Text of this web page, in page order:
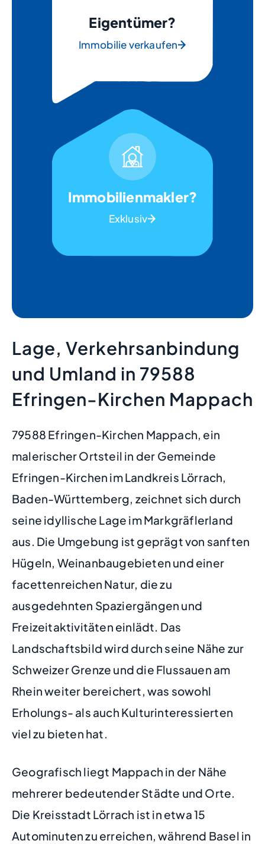
Eigentümer?
Immobilie verkaufen
Immobilienmakler?
Exklusiv
Lage, Verkehrsanbindung
und Umland in 79588
Efringen-Kirchen Mappach
79588 Efringen-Kirchen Mappach, ein
malerischer Ortsteil in der Gemeinde
Efringen-Kirchen im Landkreis Lörrach,
Baden-Württemberg, zeichnet sich durch
seine idyllische Lage im Markgräflerland
aus. Die Umgebung ist geprägt von sanften
Hügeln, Weinanbaugebieten und einer
facettenreichen Natur, die zu
ausgedehnten Spaziergängen und
Freizeitaktivitäten einlädt. Das
Landschaftsbild wird durch seine Nähe zur
Schweizer Grenze und die Flussauen am
Rhein weiter bereichert, was sowohl
Erholungs- als auch Kulturinteressierten
viel zu bieten hat.
Geografisch liegt Mappach in der Nähe
mehrerer bedeutender Städte und Orte.
Die Kreisstadt Lörrach ist in etwa 15
Autominuten zu erreichen, während Basel in